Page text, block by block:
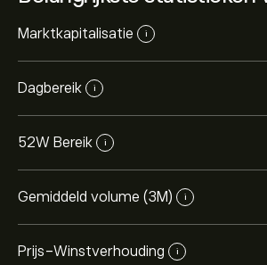
Marktkapitalisatie i
Dagbereik i
52W Bereik i
Gemiddeld volume (3M) i
Prijs-Winstverhouding i